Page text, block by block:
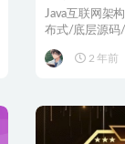
发 视频课程
Java互联网架
布式/底层源码/
2 年前